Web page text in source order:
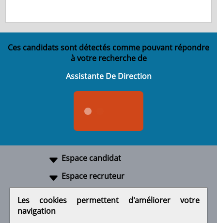
Ces candidats sont détectés comme pouvant répondre
à votre recherche de
Assistante De Direction
Espace candidat
Espace recruteur
Les cookies permettent d'améliorer votre
navigation